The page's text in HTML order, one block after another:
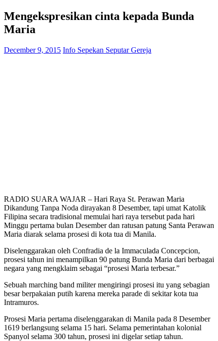
Mengekspresikan cinta kepada Bunda
Maria
December 9, 2015 Info Sepekan Seputar Gereja
RADIO SUARA WAJAR – Hari Raya St. Perawan Maria
Dikandung Tanpa Noda dirayakan 8 Desember, tapi umat Katolik
Filipina secara tradisional memulai hari raya tersebut pada hari
Minggu pertama bulan Desember dan ratusan patung Santa Perawan
Maria diarak selama prosesi di kota tua di Manila.
Diselenggarakan oleh Confradia de la Immaculada Concepcion,
prosesi tahun ini menampilkan 90 patung Bunda Maria dari berbagai
negara yang mengklaim sebagai “prosesi Maria terbesar.”
Sebuah marching band militer mengiringi prosesi itu yang sebagian
besar berpakaian putih karena mereka parade di sekitar kota tua
Intramuros.
Prosesi Maria pertama diselenggarakan di Manila pada 8 Desember
1619 berlangsung selama 15 hari. Selama pemerintahan kolonial
Spanyol selama 300 tahun, prosesi ini digelar setiap tahun.